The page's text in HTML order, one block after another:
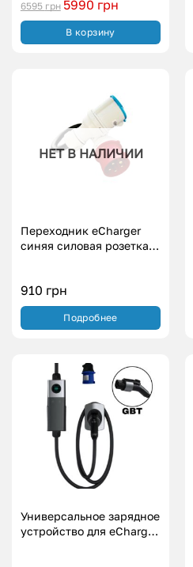
6595 грн 5990 грн
В корзину
НЕТ В НАЛИЧИИ
Переходник eCharger
синяя силовая розетка –
кВт.|32А|1-фаза)
910 грн
Подробнее
Универсальное зарядное
устройство для eCharger